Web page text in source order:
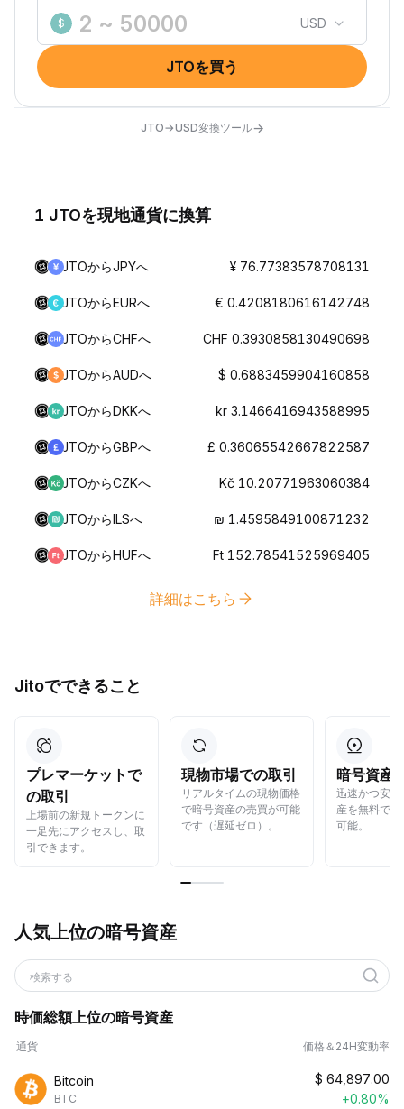
$ USD
JTOを買う
JTO→USD変換ツール→
1 JTOを現地通貨に換算
JTOからJPYへ ¥ 76.77383578708131
JTOからEURへ € 0.4208180616142748
JTOからCHFへ CHF 0.3930858130490698
JTOからAUDへ $ 0.6883459904160858
JTOからDKKへ kr 3.1466416943588995
JTOからGBPへ £ 0.36065542667822587
JTOからCZKへ Kč 10.20771963060384
JTOからILSへ ₪ 1.4595849100871232
JTOからHUFへ Ft 152.78541525969405
詳細はこちら
Jitoでできること
プレマーケットで
の取引
上場前の新規トークンに
一足先にアクセスし、取
引できます。
現物市場での取引
リアルタイムの現物価格
で暗号資産の売買が可能
です（遅延ゼロ）。
暗号資産
迅速かつ安
産を無料で
可能。
人気上位の暗号資産
検索する
時価総額上位の暗号資産
通貨 価格＆24H変動率
Bitcoin
BTC
$ 64,897.00
+0.80%